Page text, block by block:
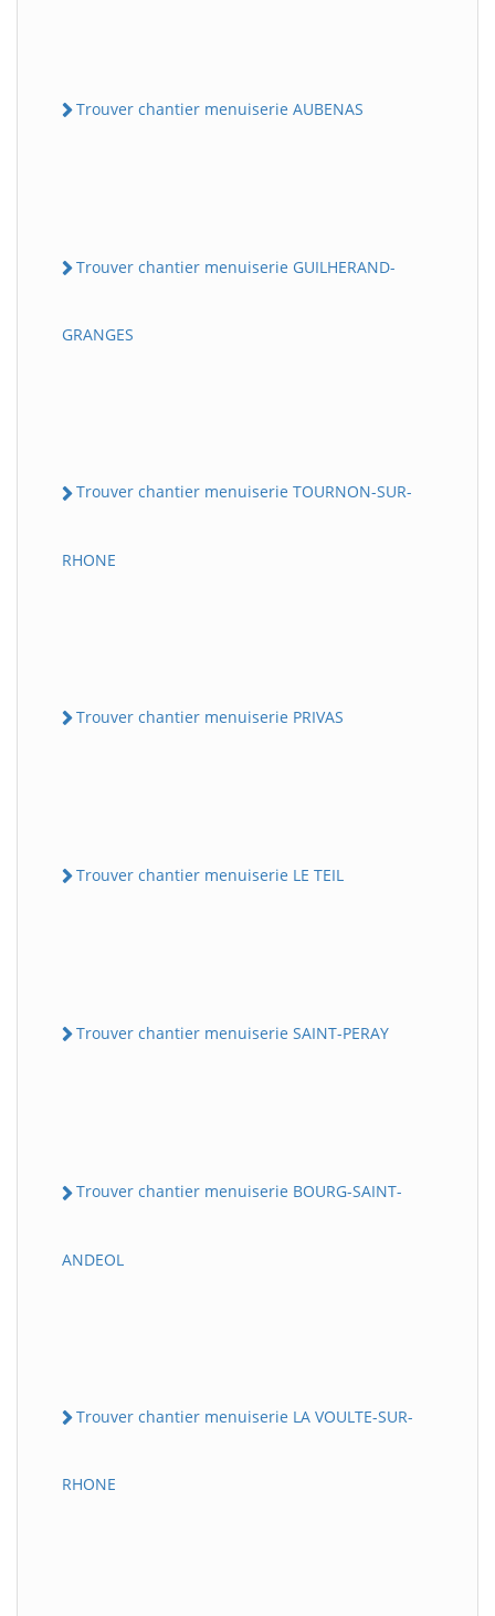
Trouver chantier menuiserie AUBENAS
Trouver chantier menuiserie GUILHERAND-
GRANGES
Trouver chantier menuiserie TOURNON-SUR-
RHONE
Trouver chantier menuiserie PRIVAS
Trouver chantier menuiserie LE TEIL
Trouver chantier menuiserie SAINT-PERAY
Trouver chantier menuiserie BOURG-SAINT-
ANDEOL
Trouver chantier menuiserie LA VOULTE-SUR-
RHONE